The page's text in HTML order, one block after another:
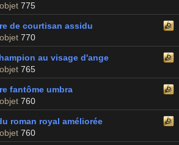
775
de courtisan assidu
770
au visage d'ange
765
fantôme umbra
760
roman royal améliorée
760